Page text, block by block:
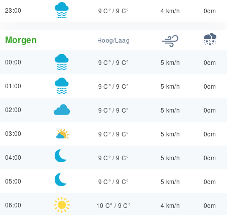
23:00 9 C° /9 C° 4 km/h 0cm
Morgen Hoog/Laag
00:00 9 C° /9 C° 5 km/h 0cm
01:00 9 C° /9 C° 5 km/h 0cm
02:00 9 C° /9 C° 5 km/h 0cm
03:00 9 C° /9 C° 5 km/h 0cm
04:00 9 C° /9 C° 5 km/h 0cm
05:00 9 C° /9 C° 5 km/h 0cm
06:00 10 C° / 9 C° 4 km/h 0cm